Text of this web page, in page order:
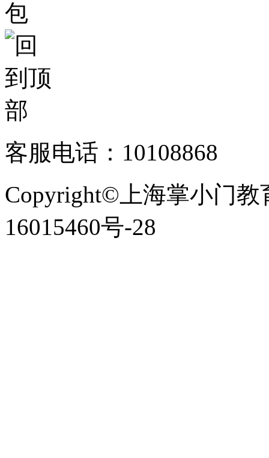
客服电话：10108868
Copyright©上海掌小门教
16015460号-28